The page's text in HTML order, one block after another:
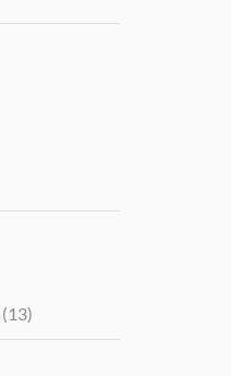
(13)